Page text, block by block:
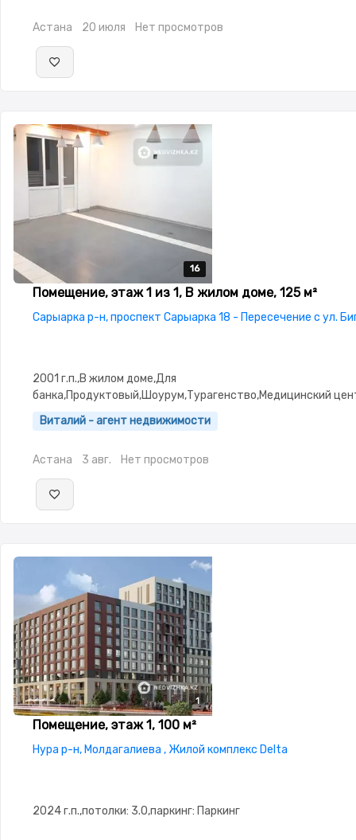
Астана 20 июля Нет просмотров
16
16
16
16
16
Помещение, этаж 1 из 1, В жилом доме, 125 м²
Сарыарка р-н, проспект Сарыарка 18 - Пересечение с ул.
2001 г.п.,В жилом доме,Для
банка,Продуктовый,Шоурум,Турагенство,Медицинский
красоты,состояние: Хорошее,Решетки на
окнах,Сигнализация,Видеонаблюдение,Пожарная
Виталий - агент недвижимости
Астана 3 авг. Нет просмотров
1
Помещение, этаж 1, 100 м²
Нура р-н, Молдагалиева , Жилой комплекс Delta
2024 г.п.,потолки: 3.0,паркинг: Паркинг